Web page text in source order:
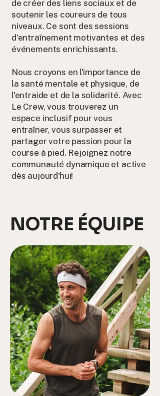
de créer des liens sociaux et de
soutenir les coureurs de tous
niveaux. Ce sont des sessions
d'entraînement motivantes et des
événements enrichissants.
Nous croyons en l'importance de
la santé mentale et physique, de
l'entraide et de la solidarité. Avec
Le Crew, vous trouverez un
espace inclusif pour vous
entraîner, vous surpasser et
partager votre passion pour la
course à pied. Rejoignez notre
communauté dynamique et active
dès aujourd'hui!
NOTRE ÉQUIPE